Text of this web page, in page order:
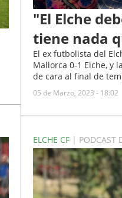
"El Elche
tiene nada
El ex futbolista del
Mallorca 0-1 Elche, y
de cara al final de
05 de Marzo, 2023 - 18:02
ELCHE CF | PODCAST